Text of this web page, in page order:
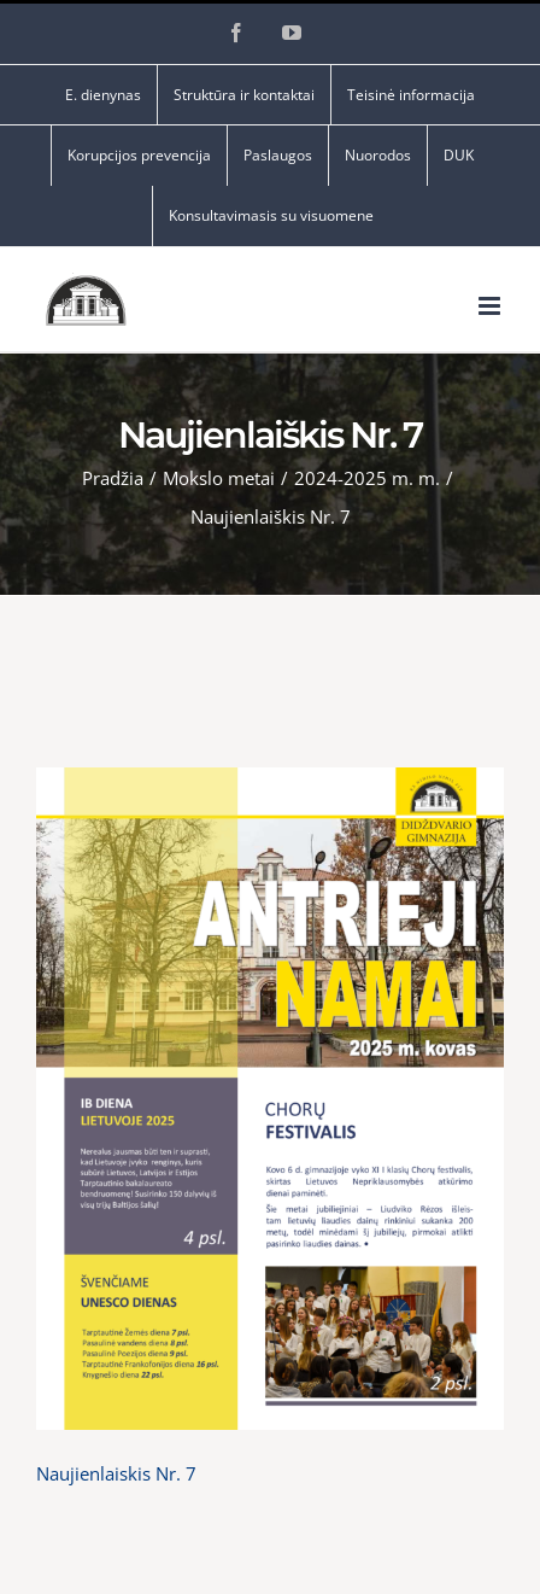
FacebookYouTube
E. dienynas Struktūra ir kontaktai Teisinė informacija
Korupcijos prevencija Paslaugos Nuorodos DUK
Konsultavimasis su visuomene
Naujienlaiškis Nr. 7
Pradžia / Mokslo metai / 2024-2025 m. m. /
Naujienlaiškis Nr. 7
Naujienlaiskis Nr. 7